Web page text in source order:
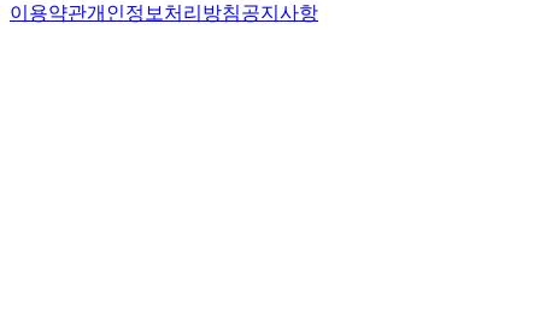
이용약관개인정보처리방침공지사항